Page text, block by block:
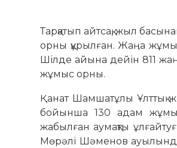
Тарқатып айтсақ, жыл
орны құрылған. Жаңа
Шілде айына дейін 811
жұмыс орны.
Қанат Шамшатұлы Ұлттық
бойынша 130 адам
жабылған аумақты
Мөрәлі Шәменов